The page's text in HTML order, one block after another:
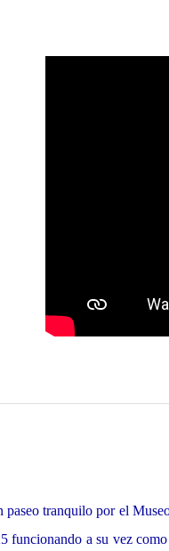
paseo tranquilo por el
funcionando a su vez